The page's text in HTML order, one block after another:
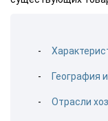
География
Отрасли